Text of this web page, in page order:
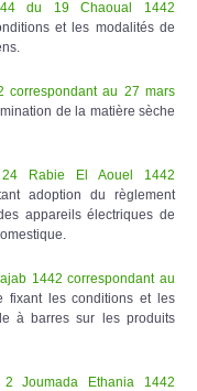
du 19 Chaoual 1442
et les modalités de
correspondant au 27 mars
de la matière sèche
24 Rabie El Aouel 1442
adoption du règlement
appareils électriques de
1442 correspondant au
fixant les conditions et les
à barres sur les produits
Joumada Ethania 1442